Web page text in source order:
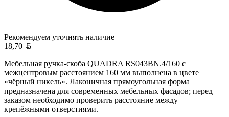
Рекомендуем уточнять наличие
18,70
Мебельная ручка-скоба QUADRA RS043BN.4/160 с
межцентровым расстоянием 160 мм выполнена в цвете
«чёрный никель». Лаконичная прямоугольная форма
предназначена для современных мебельных фасадов; перед
заказом необходимо проверить расстояние между
крепёжными отверстиями.